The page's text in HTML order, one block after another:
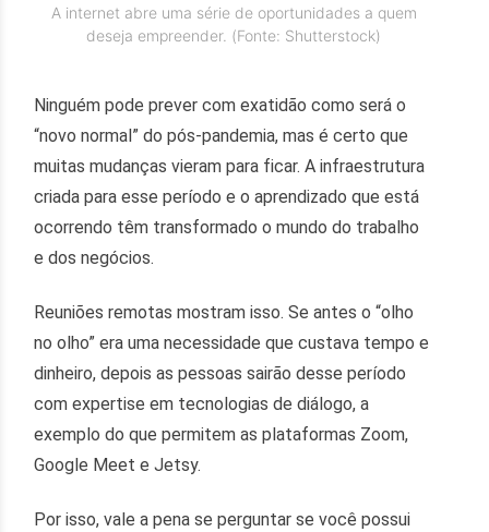
A internet abre uma série de oportunidades a quem
deseja empreender. (Fonte: Shutterstock)
Ninguém pode prever com exatidão como será o
“novo normal” do pós-pandemia, mas é certo que
muitas mudanças vieram para ficar. A infraestrutura
criada para esse período e o aprendizado que está
ocorrendo têm transformado o mundo do trabalho
e dos negócios.
Reuniões remotas mostram isso. Se antes o “olho
no olho” era uma necessidade que custava tempo e
dinheiro, depois as pessoas sairão desse período
com expertise em tecnologias de diálogo, a
exemplo do que permitem as plataformas Zoom,
Google Meet e Jetsy.
Por isso, vale a pena se perguntar se você possui